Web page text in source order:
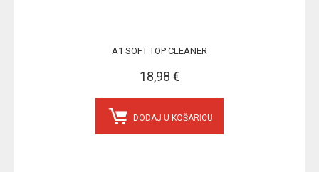
A1 SOFT TOP CLEANER
18,98 €
DODAJ U KOŠARICU